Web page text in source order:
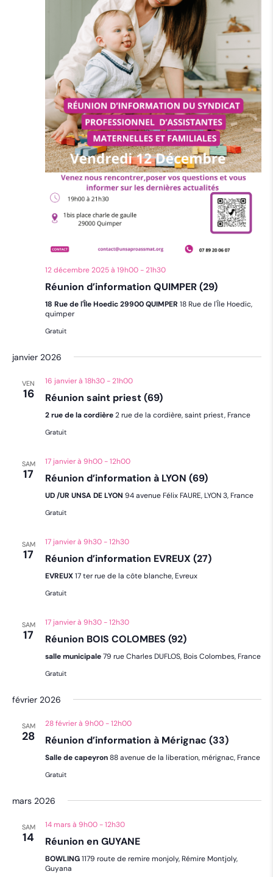
12 décembre 2025 à 19h00-21h30
Réunion d’information QUIMPER (29)
18 Rue de l'Île Hoedic 29900 QUIMPER 18 Rue de l'Île Hoedic,
quimper
Gratuit
janvier 2026
VEN
16
16 janvier à 18h30-21h00
Réunion saint priest (69)
2 rue de la cordière2 rue de la cordière, saint priest, France
Gratuit
SAM
17
17 janvier à 9h00-12h00
Réunion d’information à LYON (69)
UD /UR UNSA DE LYON 94 avenue Félix FAURE, LYON 3, France
Gratuit
SAM
17
17 janvier à 9h30-12h30
Réunion d’information EVREUX (27)
EVREUX17 ter rue de la côte blanche, Evreux
Gratuit
SAM
17
17 janvier à 9h30-12h30
Réunion BOIS COLOMBES (92)
salle municipale79 rue Charles DUFLOS, Bois Colombes, France
Gratuit
février 2026
SAM
28
28 février à 9h00-12h00
Réunion d’information à Mérignac (33)
Salle de capeyron88 avenue de la liberation, mérignac, France
Gratuit
mars 2026
SAM
14
14 mars à 9h00-12h30
Réunion en GUYANE
BOWLING1179 route de remire monjoly, Rémire Montjoly,
Guyana